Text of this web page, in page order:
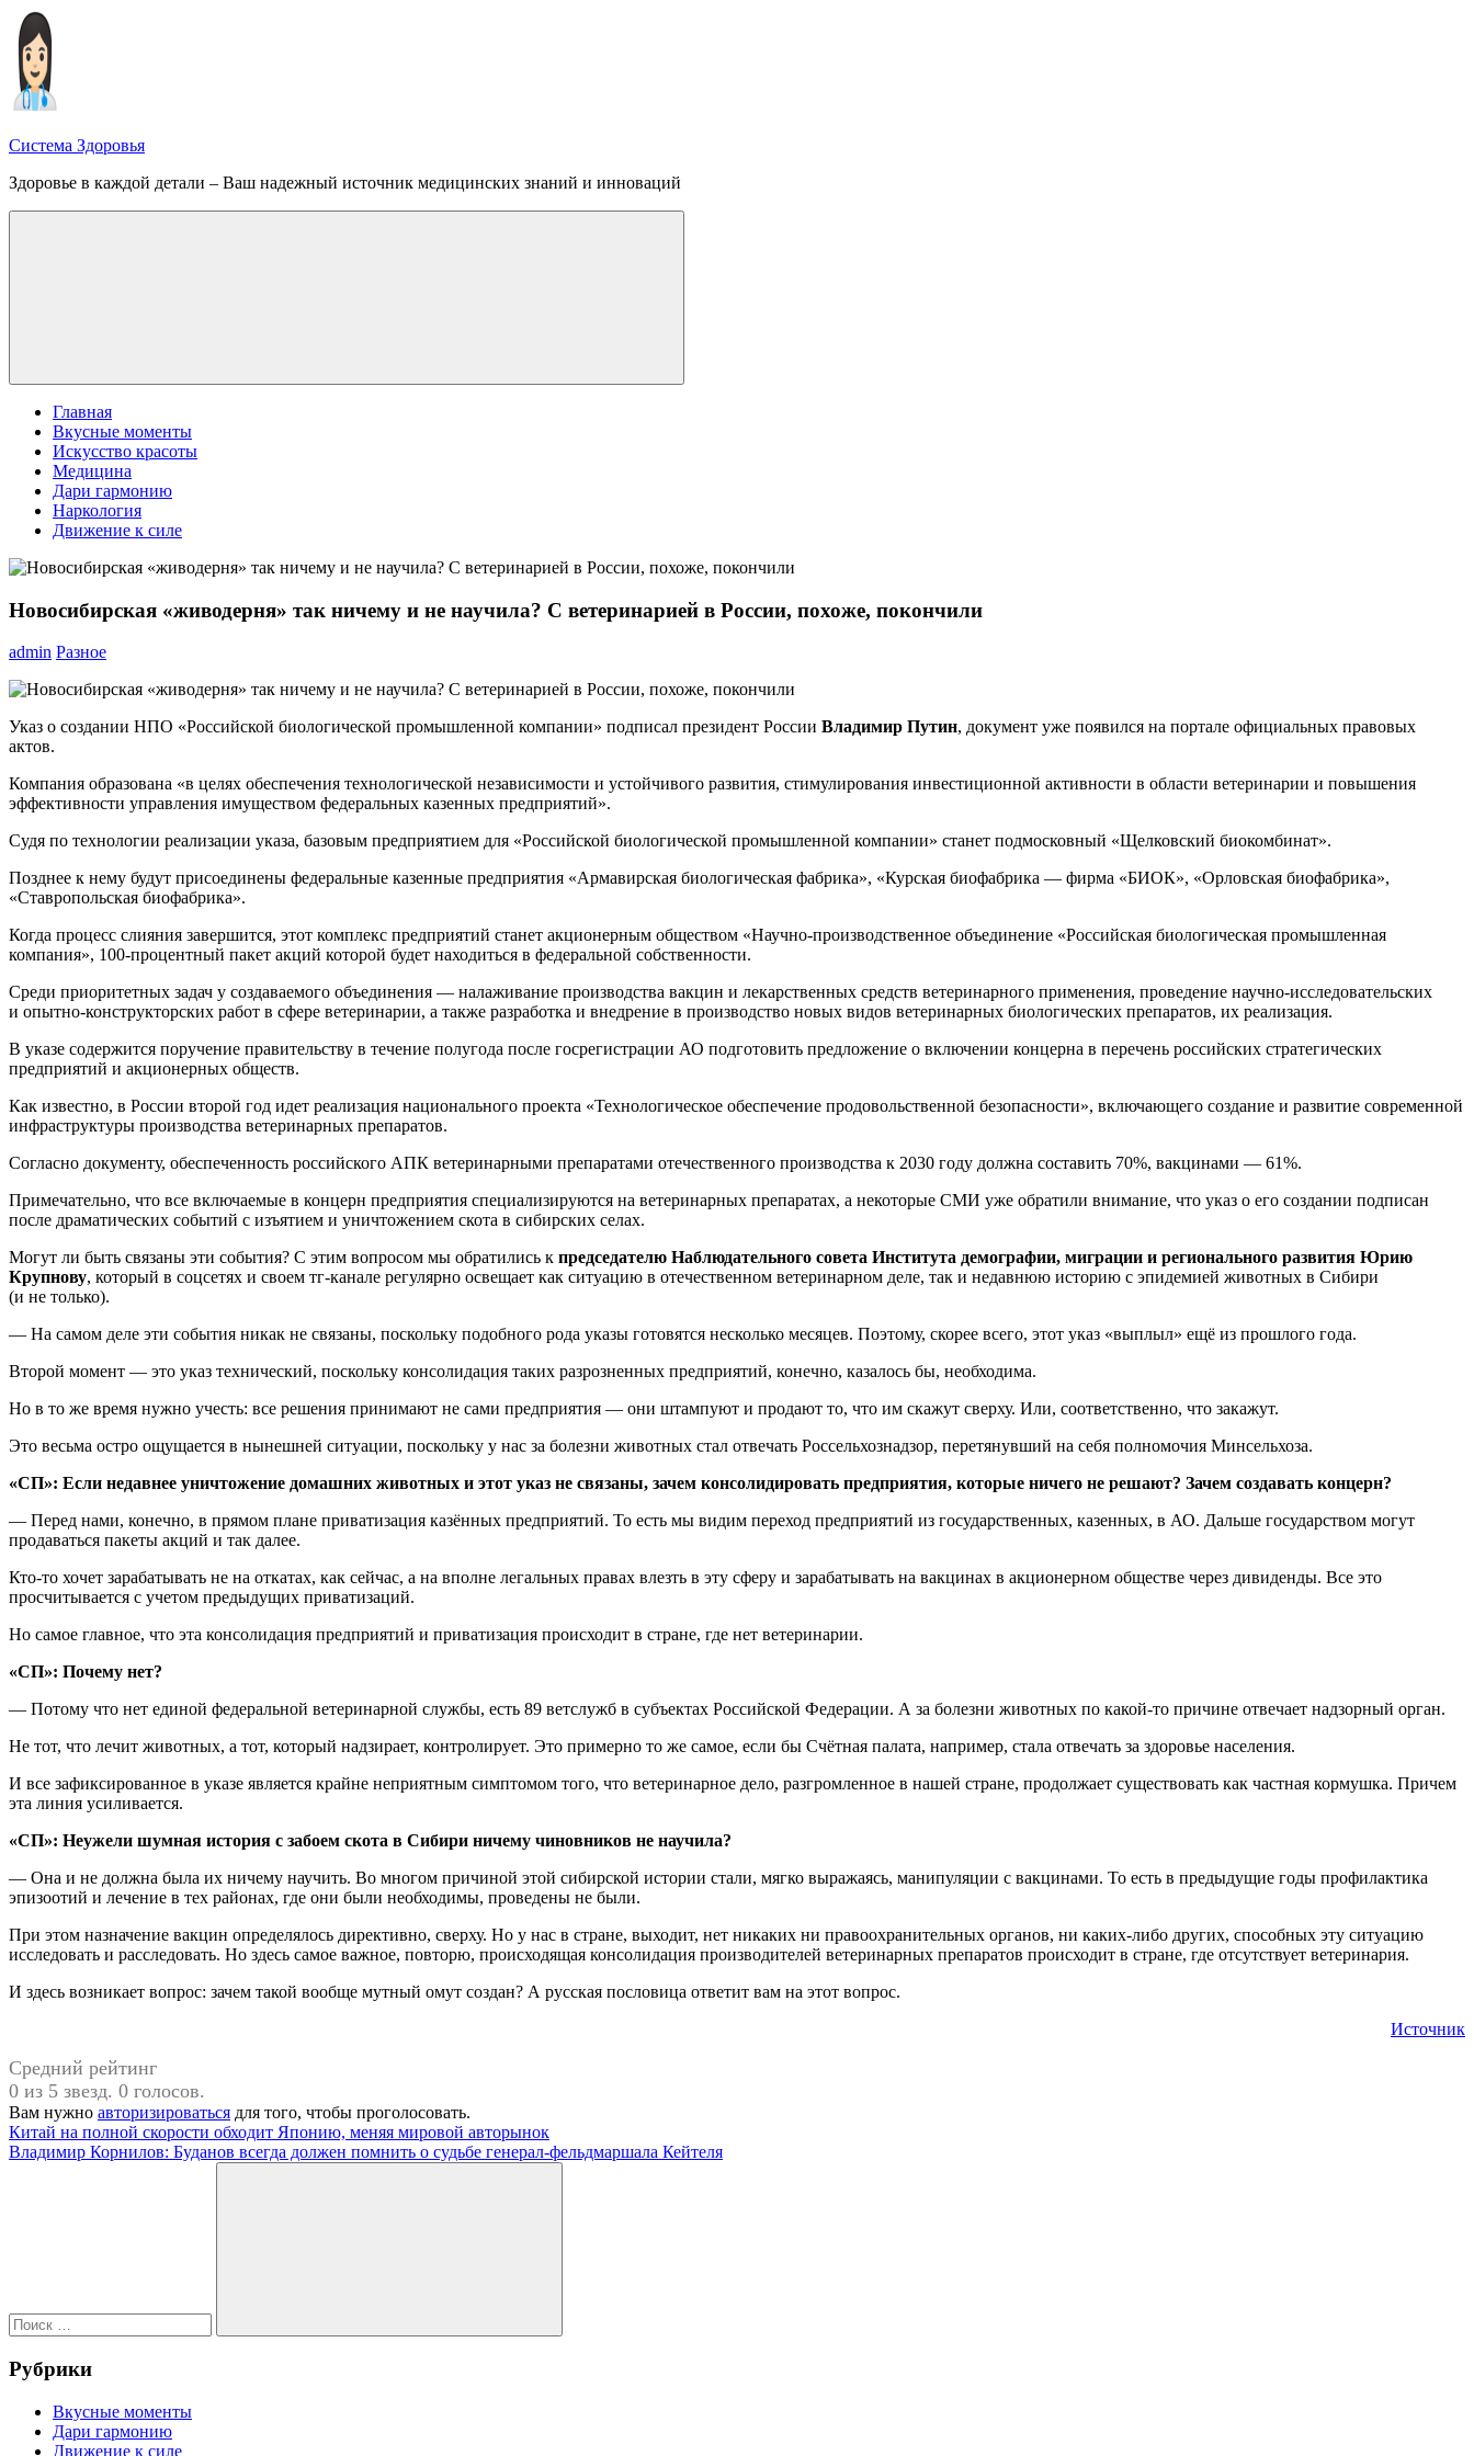
Перейти
содержимому
Система Здоровья
Здоровье в каждой детали – Ваш надежный источник медицинских знаний и инноваций
Меню
Главная
Вкусные моменты
Искусство красоты
Медицина
Дари гармонию
Наркология
Движение к силе
Новосибирская «живодерня» так ничему и не научила? С ветеринарией в России, похоже, покончили
admin Разное
Указ о создании НПО «Российской биологической промышленной компании» подписал президент России Владимир Путин, документ уже появился на портале официальных правовых
актов.
Компания образована «в целях обеспечения технологической независимости и устойчивого развития, стимулирования инвестиционной активности в области ветеринарии и повышения
эффективности управления имуществом федеральных казенных предприятий».
Судя по технологии реализации указа, базовым предприятием для «Российской биологической промышленной компании» станет подмосковный «Щелковский биокомбинат».
Позднее к нему будут присоединены федеральные казенные предприятия «Армавирская биологическая фабрика», «Курская биофабрика — фирма «БИОК», «Орловская биофабрика»,
«Ставропольская биофабрика».
Когда процесс слияния завершится, этот комплекс предприятий станет акционерным обществом «Научно-производственное объединение «Российская биологическая промышленная
компания», 100-процентный пакет акций которой будет находиться в федеральной собственности.
Среди приоритетных задач у создаваемого объединения — налаживание производства вакцин и лекарственных средств ветеринарного применения, проведение научно-исследовательских
и опытно-конструкторских работ в сфере ветеринарии, а также разработка и внедрение в производство новых видов ветеринарных биологических препаратов, их реализация.
В указе содержится поручение правительству в течение полугода после госрегистрации АО подготовить предложение о включении концерна в перечень российских стратегических
предприятий и акционерных обществ.
Как известно, в России второй год идет реализация национального проекта «Технологическое обеспечение продовольственной безопасности», включающего создание и развитие современной
инфраструктуры производства ветеринарных препаратов.
Согласно документу, обеспеченность российского АПК ветеринарными препаратами отечественного производства к 2030 году должна составить 70%, вакцинами — 61%.
Примечательно, что все включаемые в концерн предприятия специализируются на ветеринарных препаратах, а некоторые СМИ уже обратили внимание, что указ о его создании подписан
после драматических событий с изъятием и уничтожением скота в сибирских селах.
Могут ли быть связаны эти события? С этим вопросом мы обратились к председателю Наблюдательного совета Института демографии, миграции и регионального развития Юрию
Крупнову, который в соцсетях и своем тг-канале регулярно освещает как ситуацию в отечественном ветеринарном деле, так и недавнюю историю с эпидемией животных в Сибири
(и не только).
— На самом деле эти события никак не связаны, поскольку подобного рода указы готовятся несколько месяцев. Поэтому, скорее всего, этот указ «выплыл» ещё из прошлого года.
Второй момент — это указ технический, поскольку консолидация таких разрозненных предприятий, конечно, казалось бы, необходима.
Но в то же время нужно учесть: все решения принимают не сами предприятия — они штампуют и продают то, что им скажут сверху. Или, соответственно, что закажут.
Это весьма остро ощущается в нынешней ситуации, поскольку у нас за болезни животных стал отвечать Россельхознадзор, перетянувший на себя полномочия Минсельхоза.
«СП»: Если недавнее уничтожение домашних животных и этот указ не связаны, зачем консолидировать предприятия, которые ничего не решают? Зачем создавать концерн?
— Перед нами, конечно, в прямом плане приватизация казённых предприятий. То есть мы видим переход предприятий из государственных, казенных, в АО. Дальше государством могут
продаваться пакеты акций и так далее.
Кто-то хочет зарабатывать не на откатах, как сейчас, а на вполне легальных правах влезть в эту сферу и зарабатывать на вакцинах в акционерном обществе через дивиденды. Все это
просчитывается с учетом предыдущих приватизаций.
Но самое главное, что эта консолидация предприятий и приватизация происходит в стране, где нет ветеринарии.
«СП»: Почему нет?
— Потому что нет единой федеральной ветеринарной службы, есть 89 ветслужб в субъектах Российской Федерации. А за болезни животных по какой-то причине отвечает надзорный орган.
Не тот, что лечит животных, а тот, который надзирает, контролирует. Это примерно то же самое, если бы Счётная палата, например, стала отвечать за здоровье населения.
И все зафиксированное в указе является крайне неприятным симптомом того, что ветеринарное дело, разгромленное в нашей стране, продолжает существовать как частная кормушка. Причем
эта линия усиливается.
«СП»: Неужели шумная история с забоем скота в Сибири ничему чиновников не научила?
— Она и не должна была их ничему научить. Во многом причиной этой сибирской истории стали, мягко выражаясь, манипуляции с вакцинами. То есть в предыдущие годы профилактика
эпизоотий и лечение в тех районах, где они были необходимы, проведены не были.
При этом назначение вакцин определялось директивно, сверху. Но у нас в стране, выходит, нет никаких ни правоохранительных органов, ни каких-либо других, способных эту ситуацию
исследовать и расследовать. Но здесь самое важное, повторю, происходящая консолидация производителей ветеринарных препаратов происходит в стране, где отсутствует ветеринария.
И здесь возникает вопрос: зачем такой вообще мутный омут создан? А русская пословица ответит вам на этот вопрос.
Источник
Средний рейтинг
0 из 5 звезд. 0 голосов.
Вам нужно авторизироваться для того, чтобы проголосовать.
#Россия
Навигация
по
Предыдущая
запись:
Китай на полной скорости обходит Японию, меняя мировой авторынок
Следующая
Владимир Корнилов: Буданов всегда должен помнить о судьбе генерал-фельдмаршала Кейтеля
Поиск
Рубрики
Вкусные моменты
Дари гармонию
Движение к силе